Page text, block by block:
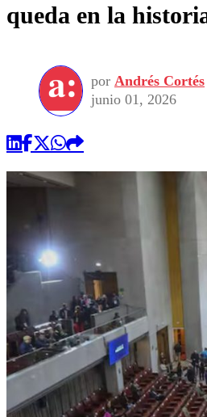
queda en la
por Andrés Cortés
junio 01, 2026